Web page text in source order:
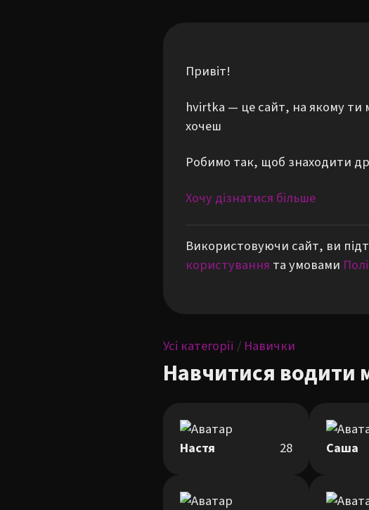
Привіт!
hvirtka — це сайт, на якому
хочеш
Робимо так, щоб знаходити
Хочу дізнатися більше
Використовуючи сайт, ви
користування та умовами
Усі категорії / Навички
Навчитися водити
Настя 28 Саша